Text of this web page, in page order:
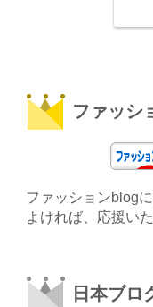
ファッシ
ファッションblog
よければ、応援い
日本ブロ